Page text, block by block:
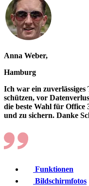
Anna Weber,
Hamburg
Ich war ein
schützen, vor
die beste Wahl für Office
und zu sichern. Danke
Funktionen
Bildschirmfotos